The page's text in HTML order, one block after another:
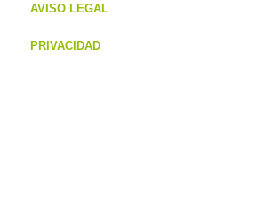
AVISO LEGAL
PRIVACIDAD